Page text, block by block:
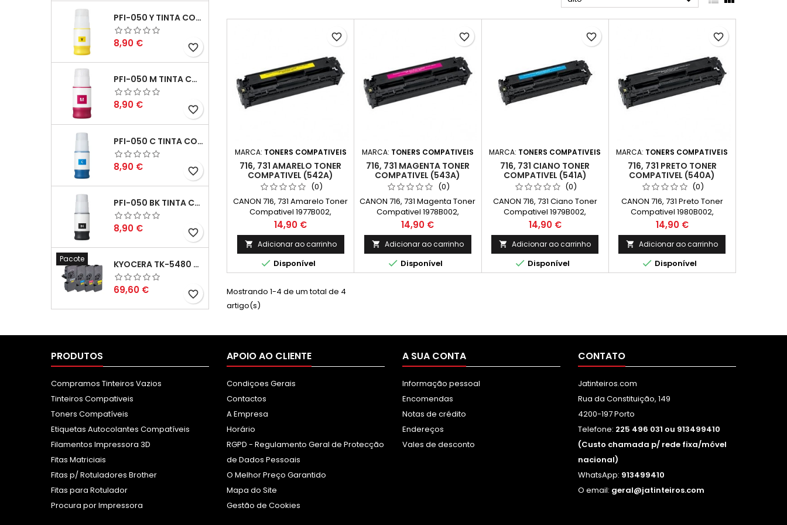
PFI-050 Y TINTA COMPATÍVEL AMARELO
Preço
8,90 € favorite_border
PFI-050 M TINTA COMPATÍVEL MAGENTA
Preço
8,90 € favorite_border
PFI-050 C TINTA COMPATÍVEL CIANO
Preço
8,90 € favorite_border
PFI-050 BK TINTA COMPATÍVEL PRETA
Preço
8,90 € favorite_border
Pacote KYOCERA TK-5480 PACK TONERS COMPATÍVEIS
Preço
69,60 € favorite_border
MARCA: TONERS COMPATIVEIS
716, 731 AMARELO TONER
COMPATIVEL (542A)
(0)
CANON 716, 731 Amarelo Toner
Compativel 1977B002,
6269B002 Capacidade: 1.400k
Preço
14,90 €
 Adicionar ao carrinho
 Disponível
favorite_border
MARCA: TONERS COMPATIVEIS
716, 731 MAGENTA TONER
COMPATIVEL (543A)
(0)
CANON 716, 731 Magenta Toner
Compativel 1978B002,
6270B002 Capacidade: 1.400k
Preço
14,90 €
 Adicionar ao carrinho
 Disponível
favorite_border
MARCA: TONERS COMPATIVEIS
716, 731 CIANO TONER
COMPATIVEL (541A)
(0)
CANON 716, 731 Ciano Toner
Compativel 1979B002,
6271B002 Capacidade: 1.400k
Preço
14,90 €
 Adicionar ao carrinho
 Disponível
favorite_border
MARCA: TONERS COMPATIVEIS
716, 731 PRETO TONER
COMPATIVEL (540A)
(0)
CANON 716, 731 Preto Toner
Compativel 1980B002,
6273B002 Capaciadade:
2.200k
Preço
14,90 €
 Adicionar ao carrinho
 Disponível
favorite_border
Mostrando 1-4 de um total de 4
artigo(s)
PRODUTOS
Compramos Tinteiros Vazios
Tinteiros Compativeis
Toners Compatíveis
Etiquetas Autocolantes Compatíveis
Filamentos Impressora 3D
Fitas Matriciais
Fitas p/ Rotuladores Brother
Fitas para Rotulador
Procura por Impressora
APOIO AO CLIENTE
Condiçoes Gerais
Contactos
A Empresa
Horário
RGPD - Regulamento Geral de Protecção
de Dados Pessoais
O Melhor Preço Garantido
Mapa do Site
Gestão de Cookies
A SUA CONTA
Informação pessoal
Encomendas
Notas de crédito
Endereços
Vales de desconto
CONTATO
Jatinteiros.com
Rua da Constituição, 149
4200-197 Porto
Telefone: 225 496 031 ou 913499410
(Custo chamada p/ rede fixa/móvel
nacional)
WhatsApp: 913499410
O email: geral@jatinteiros.com